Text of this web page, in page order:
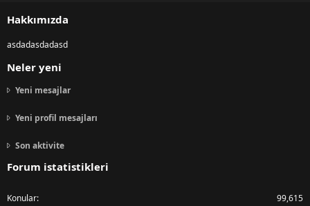
Hakkımızda
asdadasdadasd
Neler yeni
Yeni mesajlar
Yeni profil mesajları
Son aktivite
Forum istatistikleri
Konular 99,615